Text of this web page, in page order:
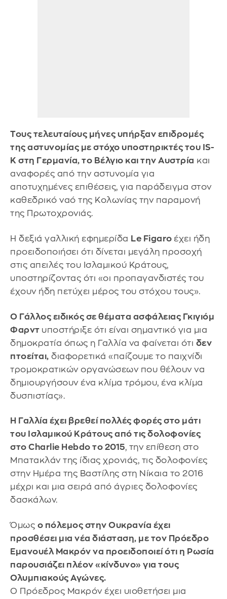
Τους τελευταίους μήνες υπήρξαν επιδρομές
της αστυνομίας με στόχο υποστηρικτές του IS-
K στη Γερμανία, το Βέλγιο και την Αυστρία και
αναφορές από την αστυνομία για
αποτυχημένες επιθέσεις, για παράδειγμα στον
καθεδρικό ναό της Κολωνίας την παραμονή
της Πρωτοχρονιάς.
Η δεξιά γαλλική εφημερίδα Le Figaro έχει ήδη
προειδοποιήσει ότι δίνεται μεγάλη προσοχή
στις απειλές του Ισλαμικού Κράτους,
υποστηρίζοντας ότι «οι προπαγανδιστές του
έχουν ήδη πετύχει μέρος του στόχου τους».
Ο Γάλλος ειδικός σε θέματα ασφάλειας Γκιγιόμ
Φαρντ υποστήριξε ότι είναι σημαντικό για μια
δημοκρατία όπως η Γαλλία να φαίνεται ότι δεν
πτοείται, διαφορετικά «παίζουμε το παιχνίδι
τρομοκρατικών οργανώσεων που θέλουν να
δημιουργήσουν ένα κλίμα τρόμου, ένα κλίμα
δυσπιστίας».
Η Γαλλία έχει βρεθεί πολλές φορές στο μάτι
του Ισλαμικού Κράτους από τις δολοφονίες
στο Charlie Hebdo το 2015, την επίθεση στο
Μπατακλάν της ίδιας χρονιάς, τις δολοφονίες
στην Ημέρα της Βαστίλης στη Νίκαια το 2016
μέχρι και μια σειρά από άγριες δολοφονίες
δασκάλων.
Όμως ο πόλεμος στην Ουκρανία έχει
προσθέσει μια νέα διάσταση, με τον Πρόεδρο
Εμανουέλ Μακρόν να προειδοποιεί ότι η Ρωσία
παρουσιάζει πλέον «κίνδυνο» για τους
Ολυμπιακούς Αγώνες.
Ο Πρόεδρος Μακρόν έχει υιοθετήσει μια